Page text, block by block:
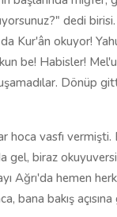
dedi
Kur'ân okuyor!
be! Habisler!
Dönüp
vasfı
gel, biraz
hemen
bana bakış